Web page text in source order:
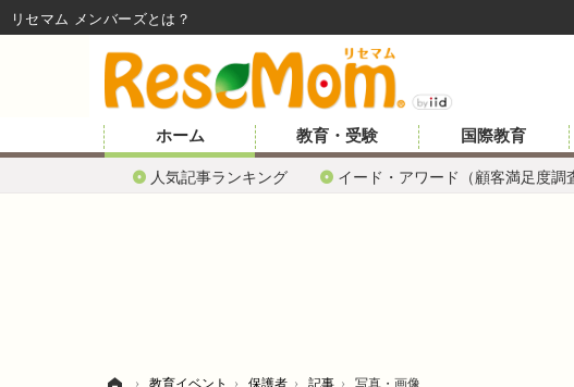
ホーム
人気記事ランキング イード・アワード（顧客満足度調
教育・受験 国際教育
› 教育イベント › 保護者 › 記事 › 写真・画像
リセマム メンバーズ